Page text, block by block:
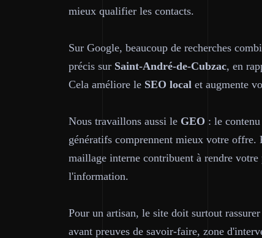
mieux qualifier les contacts.
Sur Google, beaucoup de recherches
précis sur Saint-André-de-Cubzac, en
Cela améliore le SEO local et augmente
Nous travaillons aussi le GEO : le
génératifs comprennent mieux votre offre.
maillage interne contribuent à rendre
l'information.
Pour un artisan, le site doit surtout
avant preuves de savoir-faire, zone